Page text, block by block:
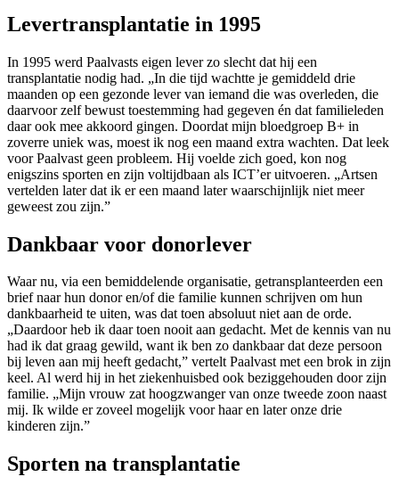
Levertransplantatie in 1995
In 1995 werd Paalvasts eigen lever zo slecht dat hij een
transplantatie nodig had. „In die tijd wachtte je gemiddeld drie
maanden op een gezonde lever van iemand die was overleden, die
daarvoor zelf bewust toestemming had gegeven én dat familieleden
daar ook mee akkoord gingen. Doordat mijn bloedgroep B+ in
zoverre uniek was, moest ik nog een maand extra wachten. Dat leek
voor Paalvast geen probleem. Hij voelde zich goed, kon nog
enigszins sporten en zijn voltijdbaan als ICT’er uitvoeren. „Artsen
vertelden later dat ik er een maand later waarschijnlijk niet meer
geweest zou zijn.”
Dankbaar voor donorlever
Waar nu, via een bemiddelende organisatie, getransplanteerden een
brief naar hun donor en/of die familie kunnen schrijven om hun
dankbaarheid te uiten, was dat toen absoluut niet aan de orde.
„Daardoor heb ik daar toen nooit aan gedacht. Met de kennis van nu
had ik dat graag gewild, want ik ben zo dankbaar dat deze persoon
bij leven aan mij heeft gedacht,” vertelt Paalvast met een brok in zijn
keel. Al werd hij in het ziekenhuisbed ook beziggehouden door zijn
familie. „Mijn vrouw zat hoogzwanger van onze tweede zoon naast
mij. Ik wilde er zoveel mogelijk voor haar en later onze drie
kinderen zijn.”
Sporten na transplantatie